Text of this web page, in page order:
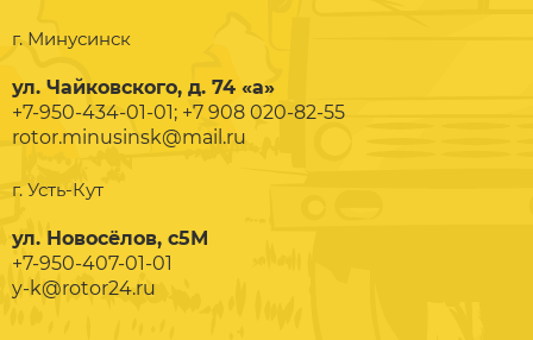
г. Минусинск
ул. Чайковского, д. 74 «а»
+7-950-434-01-01; +7 908 020-82-55
rotor.minusinsk@mail.ru
г. Усть-Кут
ул. Новосёлов, с5М
+7-950-407-01-01
y-k@rotor24.ru